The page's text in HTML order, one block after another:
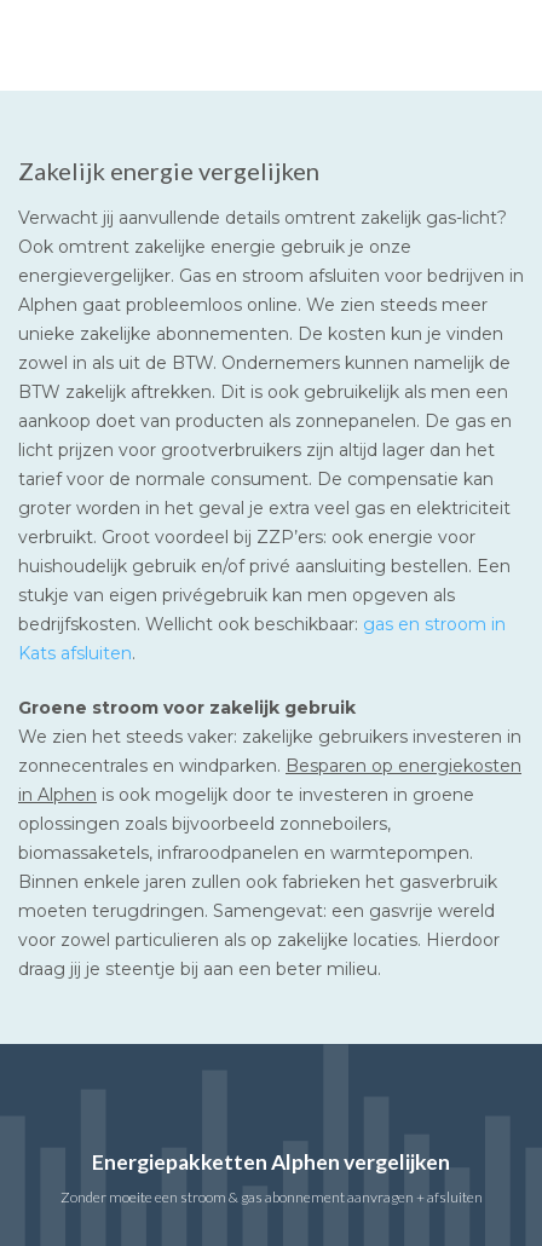
Zakelijk energie vergelijken
Verwacht jij aanvullende details omtrent zakelijk gas-licht?
Ook omtrent zakelijke energie gebruik je onze
energievergelijker. Gas en stroom afsluiten voor bedrijven in
Alphen gaat probleemloos online. We zien steeds meer
unieke zakelijke abonnementen. De kosten kun je vinden
zowel in als uit de BTW. Ondernemers kunnen namelijk de
BTW zakelijk aftrekken. Dit is ook gebruikelijk als men een
aankoop doet van producten als zonnepanelen. De gas en
licht prijzen voor grootverbruikers zijn altijd lager dan het
tarief voor de normale consument. De compensatie kan
groter worden in het geval je extra veel gas en elektriciteit
verbruikt. Groot voordeel bij ZZP’ers: ook energie voor
huishoudelijk gebruik en/of privé aansluiting bestellen. Een
stukje van eigen privégebruik kan men opgeven als
bedrijfskosten. Wellicht ook beschikbaar: gas en stroom in
Kats afsluiten.
Groene stroom voor zakelijk gebruik
We zien het steeds vaker: zakelijke gebruikers investeren in
zonnecentrales en windparken. Besparen op energiekosten
in Alphen is ook mogelijk door te investeren in groene
oplossingen zoals bijvoorbeeld zonneboilers,
biomassaketels, infraroodpanelen en warmtepompen.
Binnen enkele jaren zullen ook fabrieken het gasverbruik
moeten terugdringen. Samengevat: een gasvrije wereld
voor zowel particulieren als op zakelijke locaties. Hierdoor
draag jij je steentje bij aan een beter milieu.
Energiepakketten Alphen vergelijken
Zonder moeite een stroom & gas abonnement aanvragen + afsluiten